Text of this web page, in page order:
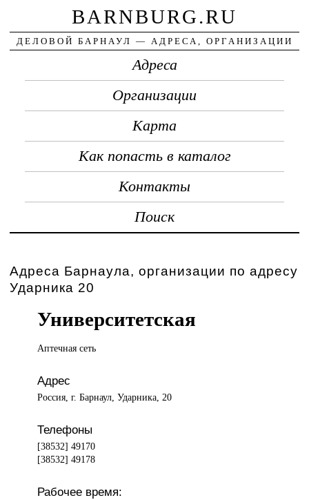
BARNBURG.RU
ДЕЛОВОЙ БАРНАУЛ — АДРЕСА, ОРГАНИЗАЦИИ
Адреса
Организации
Карта
Как попасть в каталог
Контакты
Поиск
Адреса Барнаула, организации по адресу
Ударника 20
Университетская
Аптечная сеть
Адрес
Россия, г. Барнаул, Ударника, 20
Телефоны
[38532] 49170
[38532] 49178
Рабочее время: